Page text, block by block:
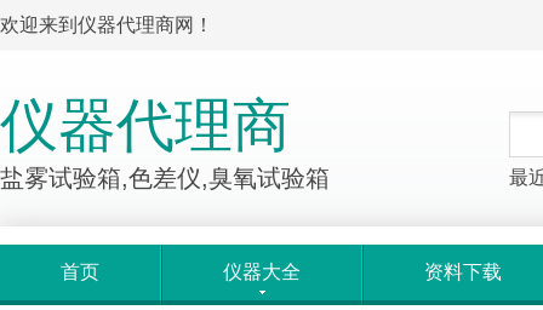
欢迎来到仪器代理商网！
仪器代理商
盐雾试验箱,色差仪,臭氧试验箱 最
首页 仪器大全 资料下载